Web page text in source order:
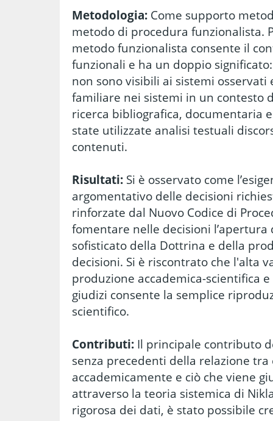
Metodologia: Come supporto
metodo di procedura funzionalista.
metodo funzionalista consente il
funzionali e ha un doppio
non sono visibili ai sistemi osservati
familiare nei sistemi in un contesto
ricerca bibliografica, documentaria
state utilizzate analisi testuali
contenuti.
Risultati: Si è osservato come
argomentativo delle decisioni
rinforzate dal Nuovo Codice di
fomentare nelle decisioni
sofisticato della Dottrina e della
decisioni. Si è riscontrato che l'alta
produzione accademica-scientifica
giudizi consente la semplice
scientifico.
Contributi: Il principale contributo
senza precedenti della relazione
accademicamente e ciò che viene
attraverso la teoria sistemica di
rigorosa dei dati, è stato possibile